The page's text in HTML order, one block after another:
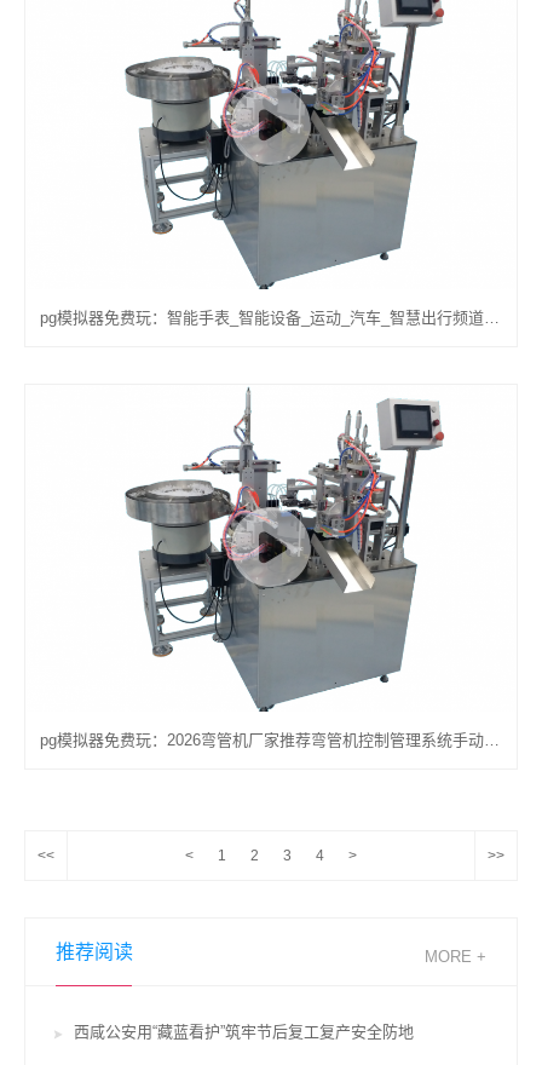
pg模拟器免费玩：2026弯管机厂家推荐弯管机控制管理系统手动数显系统液压全自动厂家优选指南！
<< < 1 2 3 4 > >>
推荐阅读 MORE +
西咸公安用“藏蓝看护”筑牢节后复工复产安全防地